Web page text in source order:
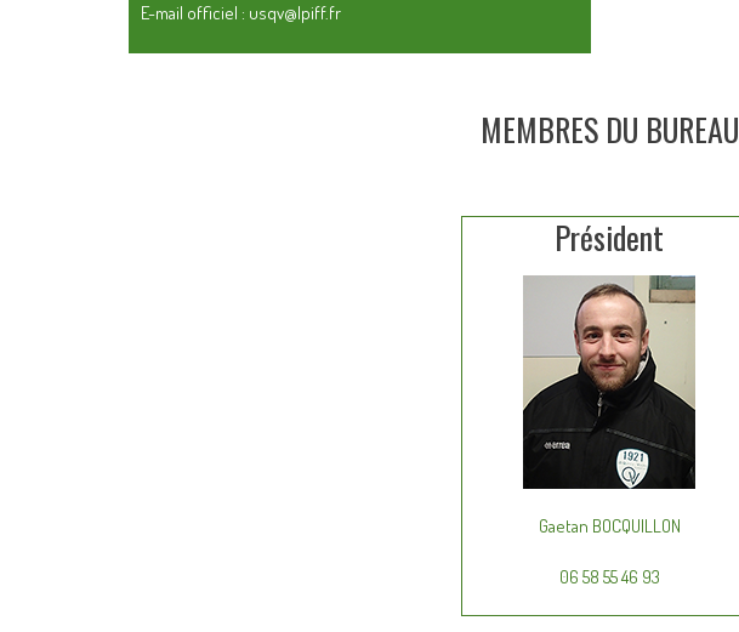
E-mail officiel : usqv@lpiff.fr
MEMBRES DU BUREAU
Président
Gaetan BOCQUILLON
06 58 55 46 93